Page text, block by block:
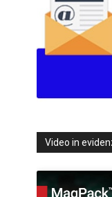
Video in